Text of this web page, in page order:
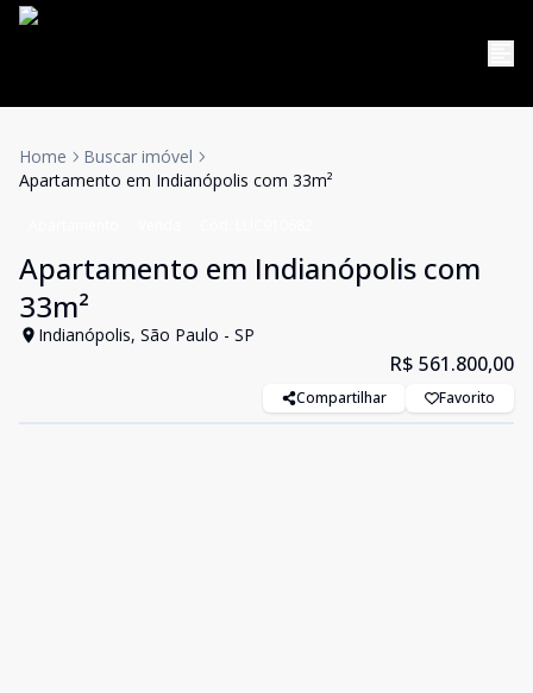
Home
Buscar imóvel
Apartamento em Indianópolis com 33m²
Apartamento em Indianópolis com
33m²
Indianópolis, São Paulo - SP
R$ 561.800,00
Compartilhar Favorito